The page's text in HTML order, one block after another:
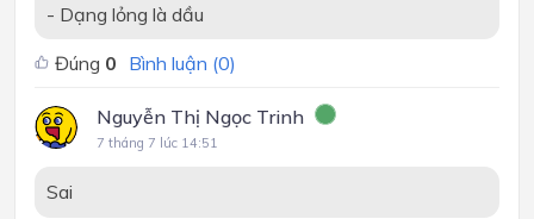
- Dạng lỏng là dầu
Đúng 0 Bình luận (0)
Nguyễn Thị Ngọc Trinh
7 tháng 7 lúc 14:51
Sai